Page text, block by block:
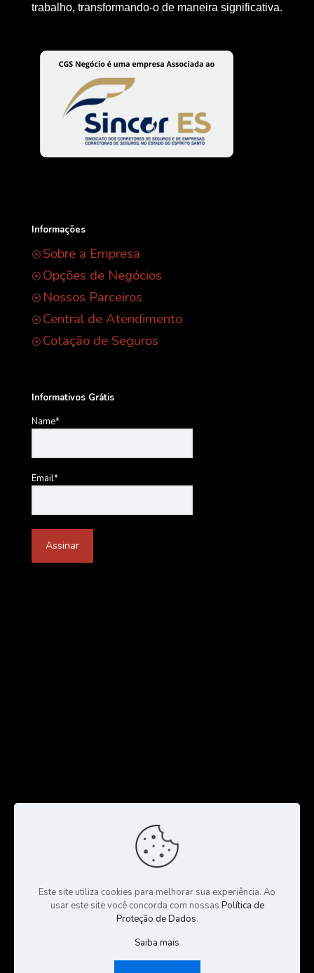
trabalho, transformando-o de maneira significativa.
Informações
Sobre a Empresa
Opções de Negócios
Nossos Parceiros
Central de Atendimento
Cotação de Seguros
Informativos Grátis
Name*
Email*
Este site utiliza cookies para melhorar sua experiência. Ao
usar este site você concorda com nossas Política de
Proteção de Dados.
Saiba mais